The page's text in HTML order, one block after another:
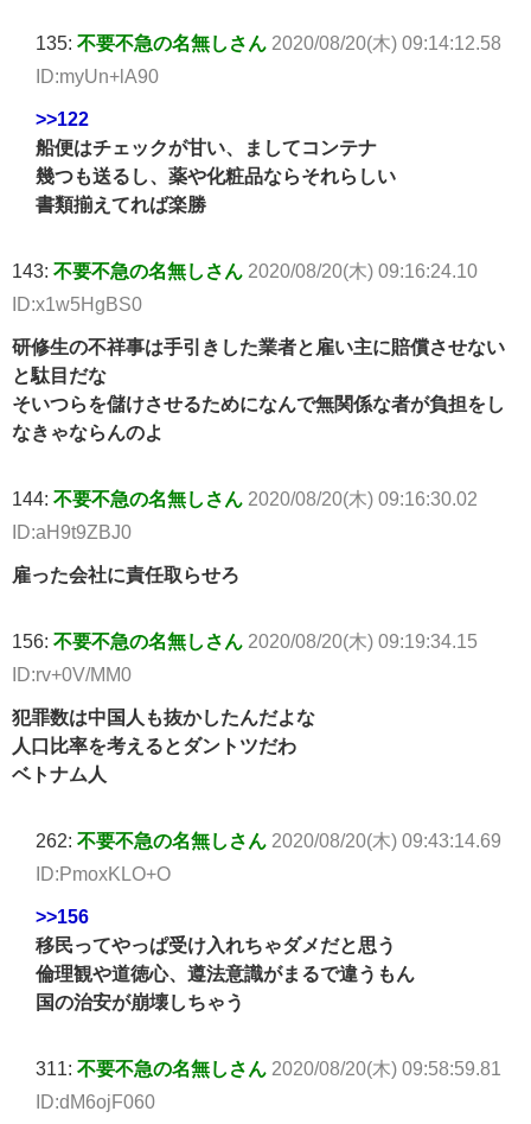
135: 不要不急の名無しさん 2020/08/20(木) 09:14:12.58
ID:myUn+lA90
>>122
船便はチェックが甘い、ましてコンテナ
幾つも送るし、薬や化粧品ならそれらしい
書類揃えてれば楽勝
143: 不要不急の名無しさん 2020/08/20(木) 09:16:24.10
ID:x1w5HgBS0
研修生の不祥事は手引きした業者と雇い主に賠償させない
と駄目だな
そいつらを儲けさせるためになんで無関係な者が負担をし
なきゃならんのよ
144: 不要不急の名無しさん 2020/08/20(木) 09:16:30.02
ID:aH9t9ZBJ0
雇った会社に責任取らせろ
156: 不要不急の名無しさん 2020/08/20(木) 09:19:34.15
ID:rv+0V/MM0
犯罪数は中国人も抜かしたんだよな
人口比率を考えるとダントツだわ
ベトナム人
262: 不要不急の名無しさん 2020/08/20(木) 09:43:14.69
ID:PmoxKLO+O
>>156
移民ってやっぱ受け入れちゃダメだと思う
倫理観や道徳心、遵法意識がまるで違うもん
国の治安が崩壊しちゃう
311: 不要不急の名無しさん 2020/08/20(木) 09:58:59.81
ID:dM6ojF060